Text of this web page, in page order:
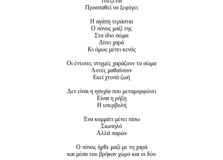
Προσπαθεί να ξεφύγει
Η αγάπη τεράστια
Ο πόνος μαζί της
Στο ίδιο σώμα
Δίνει χαρά
Κι όμως μένει κενός
Οι έντονες στιγμές χαράζουν το σώμα
Αυτές μαθαίνουν
Εκεί χτυπά ζωή
Δεν είναι η ησυχία που μεταμορφώνει
Είναι η ρήξη
Η υπερβολή
Ένα κομμάτι μένει πίσω
Σιωπηλό
Αλλά παρών
Ο πόνος ήρθε μαζί με τη χαρά
και μέσα του βρήκαν χώρο και οι δύο